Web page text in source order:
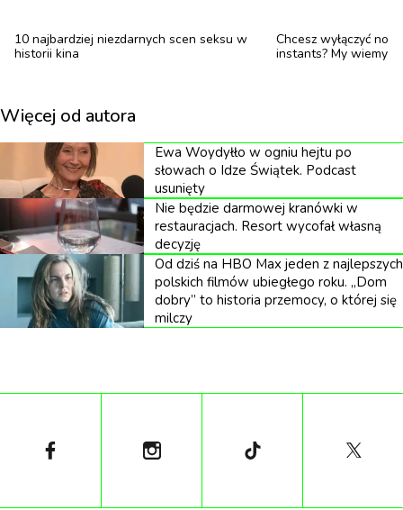
wyobrażenia o sobie. I jest trzymane pod groźbą
jedna z takich postaci, które muszą podjąć tę decyzję.
Z jednej strony są świadome niesprawiedliwości
systemu, z drugiej są jego beneficjentami. To jest
fundament dramatu. Problem Hamleta jest
problemem bogato urodzonego dziedzica.
Słyszałam, że wyciąłeś monologi Hamleta. To
chyba najtwardszy orzech do zgryzienia dla
purystów. Zmieniłeś dramaturgię tej postaci?
Wyciąłem je, bo one nie popychają akcji do przodu.
pokazywał szaleństwo, pogłębiał postać, odsłaniał
10 najbardziej niezdarnych scen seksu w
historii kina
Chcesz wyłączyć
instants? My wiemy
Więcej od autora
Ewa Woydyłło w ogniu hejtu po
słowach o Idze Świątek. Podcast
usunięty
Nie będzie darmowej kranówki w
restauracjach. Resort wycofał własną
decyzję
Od dziś na HBO Max jeden z najlepszych
polskich filmów ubiegłego roku. „Dom
dobry” to historia przemocy, o której się
milczy